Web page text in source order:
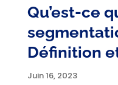
Qu’est-ce
Définition
Juin 16, 2023